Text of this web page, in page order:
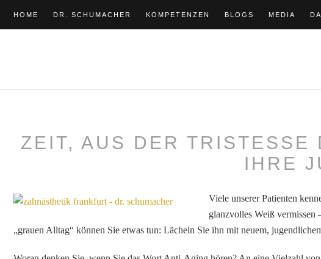
HOME DR. SCHUMACHER KOMPETENZEN BLOGS MEDIA
ZEIT, AUS DER TRISTESSE
IHRE
Viele unserer Patienten
glanzvolles Weiß vermissen
„grauen Alltag“ können Sie etwas tun: Lächeln Sie ihn mit neuem,